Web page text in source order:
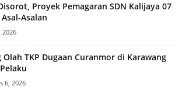
Proyek Pemagaran SDN Kalijaya 07
Asalan
2026
TKP Dugaan Curanmor di Karawang
6, 2026